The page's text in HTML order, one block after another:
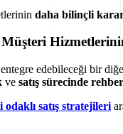
daha bilinçli
entegre edebileceği bir
ve satış sürecinde
satış stratejileri